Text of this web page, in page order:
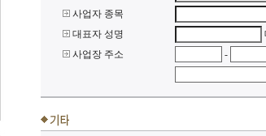
사업자 종목
대표자 성명
사업장 주소
-